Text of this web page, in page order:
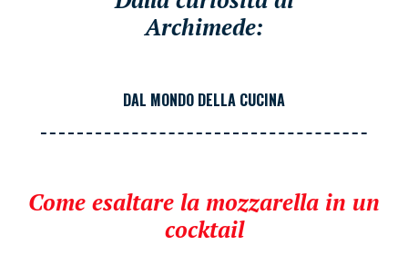
Archimede:
DAL MONDO DELLA CUCINA
Come esaltare la mozzarella in un
cocktail